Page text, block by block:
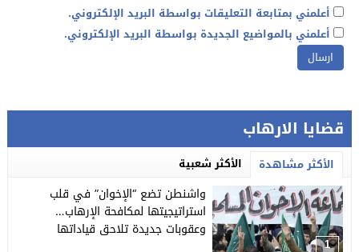
أعلمني بمتابعة التعليقات بواسطة البريد الإلكتروني.
أعلمني بالمواضيع الجديدة بواسطة البريد الإلكتروني.
قضايا الارهاب
الأكثر مشاهدة الأكثر شعبية
1
واشنطن تضع “الإخوان” في قلب
استراتيجيتها لمكافحة الإرهاب…
وعقوبات جديدة تلاحق قياداتها